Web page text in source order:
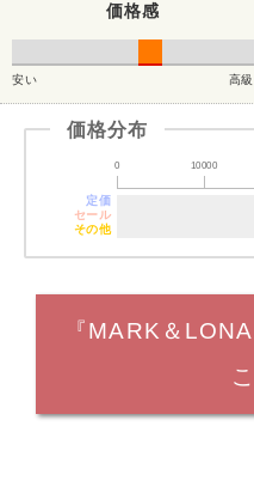
価格感
安い 高級
価格分布
0 10000
定価
セール
その他
『MARK＆